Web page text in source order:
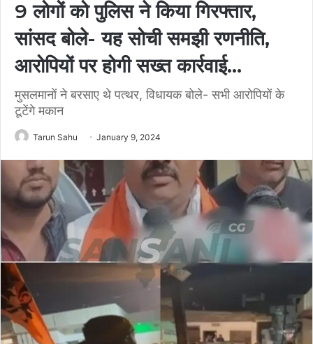
9 लोगों को पुलिस ने किया गिरफ्तार,
सांसद बोले- यह सोची समझी रणनीति,
आरोपियों पर होगी सख्त कार्रवाई…
मुसलमानों ने बरसाए थे पत्थर, विधायक बोले- सभी आरोपियों के
टूटेंगे मकान
Tarun Sahu January 9, 2024